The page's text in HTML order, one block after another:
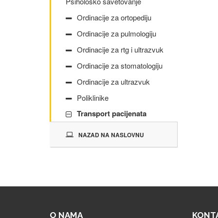
Ordinacije za ortopediju
Ordinacije za pulmologiju
Ordinacije za rtg i ultrazvuk
Ordinacije za stomatologiju
Ordinacije za ultrazvuk
Poliklinike
Transport pacijenata
NAZAD NA NASLOVNU
O NAMA